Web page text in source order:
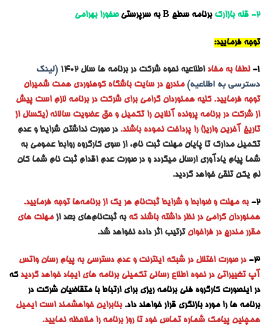
۲- قله بازارک برنامهسطح B به سرپرستی صفورا بهرامی
توجه فرمایید:
1- لطفا به مفاداطلاعیه نحوه شرکت در برنامه ها سال ۱۴۰۲
(لینک
دسترسی به اطلاعیه) مندرج در سایت باشگاه کوهنوردی همت شمیران
توجه فرمایید. کلیه همنوردان گرامی برای شرکت در برنامه لازم است پیش
از شرکت در برنامه پرونده آنلاین را تکمیل و حق عضویت سالانه (یکسال از
تاریخ آخرین واریز) را پرداخت نموده باشند.در صورت نداشتن شرایط و عدم
تکمیل مدارک تا پایان مهلت ثبت نام، از سوی کارگروه روابط عمومی به
شما پیام یادآوری ارسال میگردد و در صورت عدم اقدام ثبت نام شما کان
لم یکن تلقی خواهد گردید.
2- به مهلت و ضوابط و شرایط ثبت‌نام هر یک از برنامه‌ها توجه فرمایید.
همنوردان گرامی در نظر داشته باشند که به ثبت‌نام‌های بعد ازمهلت های
مقرر مندرج در فراخوانترتیب اثر داده نخواهد شد.
3-
در صورت اختلال در شبکه اینترنت و عدم دسترسی به پیام رسان واتس
آپ تغییراتی در نحوه اطلاع رسانی تکمیلی برنامه های ایجاد خواهد گردید که
در اینصورت کارگروه فنی برنامه ریزی برای ارتباط با متقاضیان شرکت در
برنامه ها را مورد بازنگری قرار خواهند داد. بنابراین خواهشمند است ایمیل
همچنین پیامک شماره تماس خود تا روز برنامه را ملاحظه نمایید.